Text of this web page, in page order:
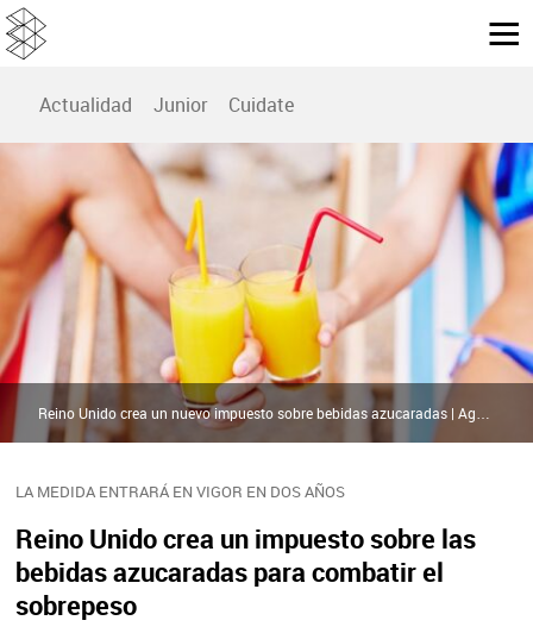
Actualidad Junior Cuidate
LA MEDIDA ENTRARÁ EN VIGOR EN DOS AÑOS
Reino Unido crea un impuesto sobre las
bebidas azucaradas para combatir el
sobrepeso
Reino Unido crea un nuevo impuesto sobre bebidas azucaradas | Agencias